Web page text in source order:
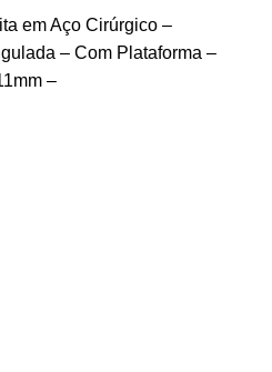
em Aço Cirúrgico –
– Com Plataforma –
–